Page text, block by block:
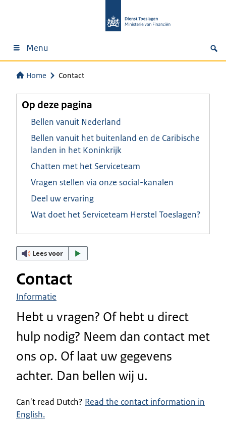
Menu
Home Contact
Op deze pagina
Bellen vanuit Nederland
Bellen vanuit het buitenland en de Caribische
landen in het Koninkrijk
Chatten met het Serviceteam
Vragen stellen via onze social-kanalen
Deel uw ervaring
Wat doet het Serviceteam Herstel Toeslagen?
Lees voor
Contact
Informatie
Hebt u vragen? Of hebt u direct
hulp nodig? Neem dan contact met
ons op. Of laat uw gegevens
achter. Dan bellen wij u.
Can't read Dutch? Read the contact information in
English.